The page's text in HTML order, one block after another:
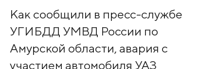
Как сообщили в пресс-службе
УГИБДД УМВД России по
Амурской области, авария с
участием автомобиля УАЗ